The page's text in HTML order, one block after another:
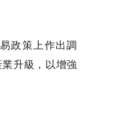
政策上作出調
升級，以增強